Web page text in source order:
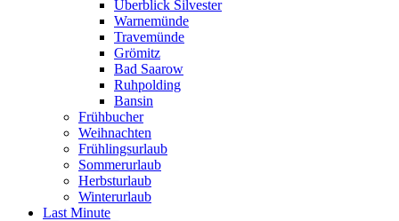
Überblick Silvester
Warnemünde
Travemünde
Grömitz
Bad Saarow
Ruhpolding
Bansin
Frühbucher
Weihnachten
Frühlingsurlaub
Sommerurlaub
Herbsturlaub
Winterurlaub
Last Minute